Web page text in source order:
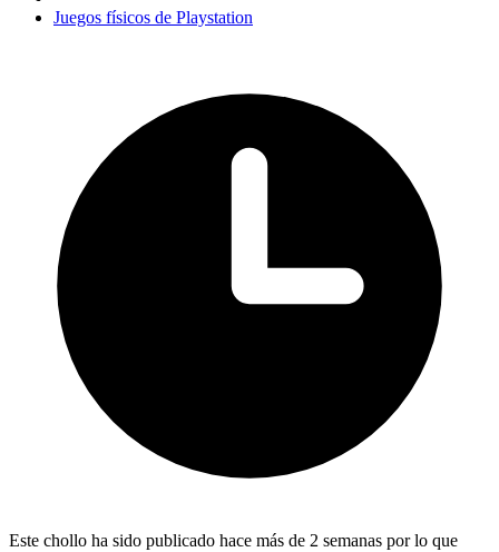
Juegos físicos de Playstation
Este chollo ha sido publicado hace más de 2 semanas por lo que